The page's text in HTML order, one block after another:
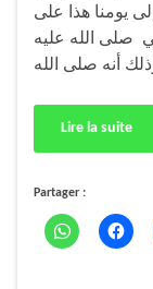
يومنا هذا على
صلى الله عليه
Lire la suite
Partager :